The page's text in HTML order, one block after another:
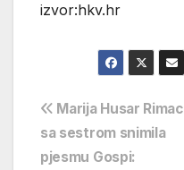
izvor:hkv.hr
Navigacija
objava
Marija Husar Rimac
sa sestrom snimila
pjesmu Gospi: